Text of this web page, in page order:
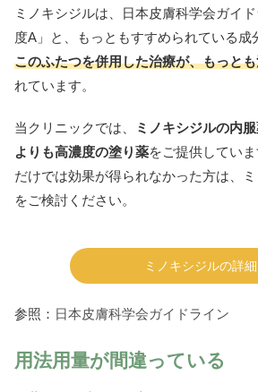
ミノキシジルは、日本皮膚科学会ガイ
度A」と、もっともすすめられている成
このふたつを併用した治療が、もっと
れています。
当クリニックでは、
ミノキシジルの内
よりも高濃度の塗り薬をご提供してい
だけでは効果が得られなかった方は、
をご検討ください。
ミノキシジルの詳細
参照： 日本皮膚科学会ガイドライン
用法用量が間違っている